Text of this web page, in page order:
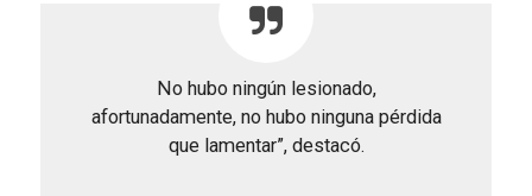
No hubo ningún lesionado,
afortunadamente, no hubo ninguna pérdida
que lamentar”, destacó.